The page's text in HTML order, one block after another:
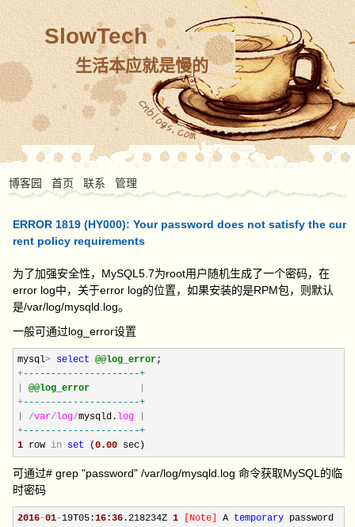
SlowTech
生活本应就是慢的
博客园 首页 联系 管理
ERROR 1819 (HY000): Your password does not satisfy the cur
rent policy requirements
为了加强安全性，MySQL5.7为root用户随机生成了一个密码，在
error log中，关于error log的位置，如果安装的是RPM包，则默认
是/var/log/mysqld.log。
一般可通过log_error设置
mysql> select @@log_error
+-- -------------------+
@@log_error
+-- -------------------+
/var/ log/mysqld. log
+-- -------------------+
1 row in set (0.00 sec)
可通过# grep "password" /var/log/mysqld.log 命令获取MySQL的临
时密码
2016-01-19T05:16 :36 .218234Z 1 Note A temporary password is